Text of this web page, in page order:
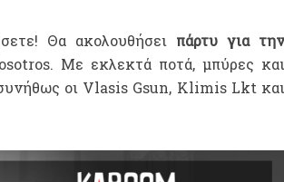
Θα ακολουθήσει πάρτυ για
Με εκλεκτά ποτά, μπύρες και
οι Vlasis Gsun, Klimis Lkt και